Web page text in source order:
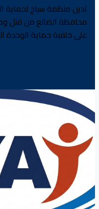
تدين منظمة سياج لحماية
محافظة الضالع من قتل
على خلفية حماية الوحدة